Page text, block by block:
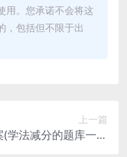
用。您承诺不会将这
，包括但不限于出
上一篇
学法减分的题库一共